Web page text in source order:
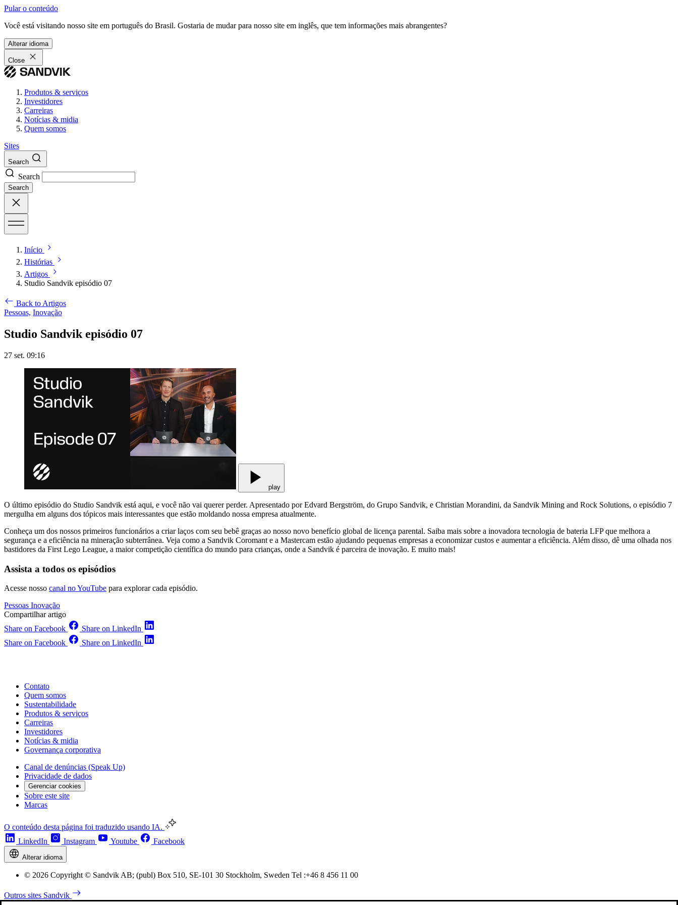
Pular o conteúdo
Você está visitando nosso site em português do Brasil. Gostaria de mudar para nosso site em inglês, que tem informações mais abrangentes?
Alterar idioma
Close
Produtos & serviços
Investidores
Carreiras
Notícias & midia
Quem somos
Sites
Search
Search
Search
Início
Histórias
Artigos
Studio Sandvik episódio 07
Back to Artigos
Pessoas, Inovação
Studio Sandvik episódio 07
27 set. 09:16
play
O último episódio do Studio Sandvik está aqui, e você não vai querer perder. Apresentado por Edvard Bergström, do Grupo Sandvik, e Christian Morandini, da Sandvik Mining and Rock Solutions, o episódio 7
mergulha em alguns dos tópicos mais interessantes que estão moldando nossa empresa atualmente.
Conheça um dos nossos primeiros funcionários a criar laços com seu bebê graças ao nosso novo benefício global de licença parental. Saiba mais sobre a inovadora tecnologia de bateria LFP que melhora a
segurança e a eficiência na mineração subterrânea. Veja como a Sandvik Coromant e a Mastercam estão ajudando pequenas empresas a economizar custos e aumentar a eficiência. Além disso, dê uma olhada nos
bastidores da First Lego League, a maior competição científica do mundo para crianças, onde a Sandvik é parceira de inovação. E muito mais!
Assista a todos os episódios
Acesse nosso canal no YouTube para explorar cada episódio.
Pessoas Inovação
Compartilhar artigo
Share on Facebook
Share on LinkedIn
Share on Facebook
Share on LinkedIn
Contato
Quem somos
Sustentabilidade
Produtos & serviços
Carreiras
Investidores
Notícias & midia
Governança corporativa
Canal de denúncias (Speak Up)
Privacidade de dados
Gerenciar cookies
Sobre este site
Marcas
O conteúdo desta página foi traduzido usando IA.
LinkedIn
Instagram Youtube Facebook
Alterar idioma
© 2026 Copyright © Sandvik AB; (publ) Box 510, SE-101 30 Stockholm, Sweden Tel :+46 8 456 11 00
Outros sites Sandvik